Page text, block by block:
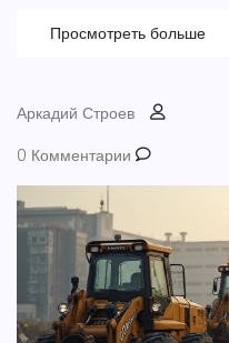
Просмотреть больше
Аркадий Строев
0 Комментарии